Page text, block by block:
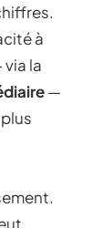
à
la
—